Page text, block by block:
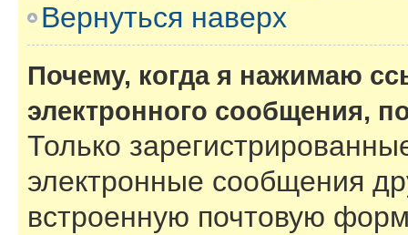
Вернуться наверх
Почему, когда я нажимаю
электронного сообщения,
Только
электронные сообщения
встроенную почтовую